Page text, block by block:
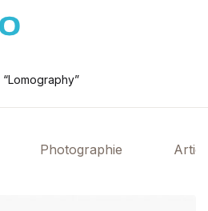
Photographie